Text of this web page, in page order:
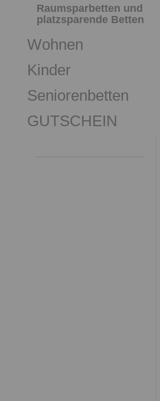
Raumsparbetten und
platzsparende Betten
Wohnen
Kinder
Seniorenbetten
GUTSCHEIN